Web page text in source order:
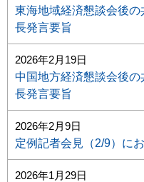
東海地域経済懇談会後
長発言要旨
2026年2月19日
中国地方経済懇談会後
長発言要旨
2026年2月9日
定例記者会見（2/9）に
2026年1月29日